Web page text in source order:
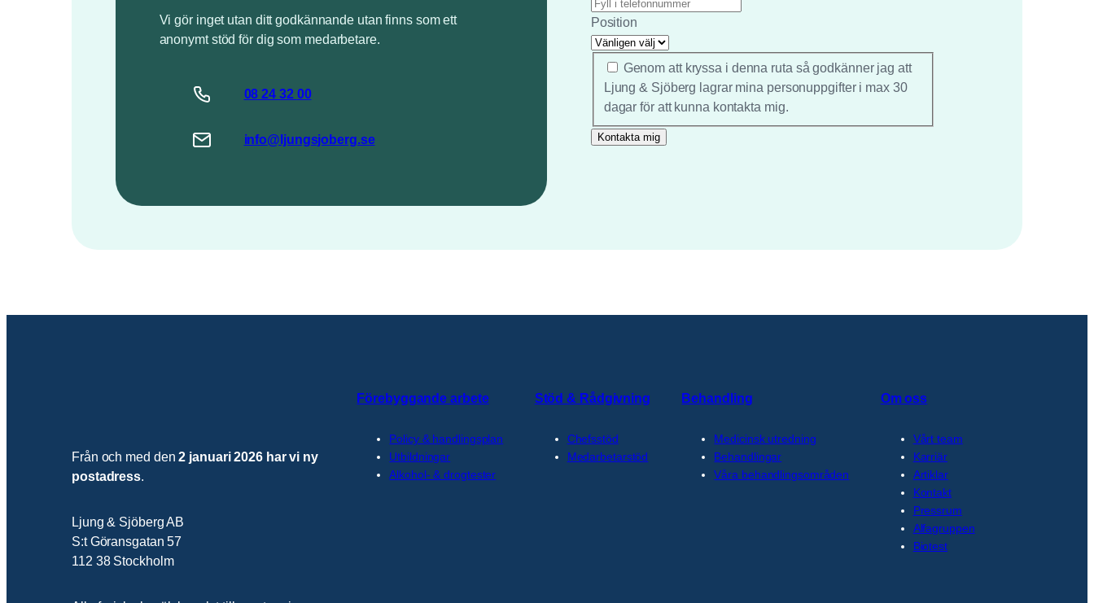
Vi gör inget utan ditt godkännande utan finns som ett
anonymt stöd för dig som medarbetare.
08 24 32 00
info@ ljungsjoberg.se
Position
*
Genom att kryssa i denna ruta så godkänner jag att
Ljung & Sjöberg lagrar mina personuppgifter i max 30
dagar för att kunna kontakta mig.
Från och med den2 januari 2026 har vi ny
postadress.
Ljung & Sjöberg AB
S:t Göransgatan 57
112 38 Stockholm
Förebyggande arbete
Policy & handlingsplan
Utbildningar
Alkohol- & drogtester
Stöd & Rådgivning
Chefsstöd
Medarbetarstöd
Behandling
Medicinsk utredning
Behandlingar
Våra behandlingsområden
Om oss
Vårt team
Karriär
Artiklar
Kontakt
Pressrum
Alfagruppen
Biotest